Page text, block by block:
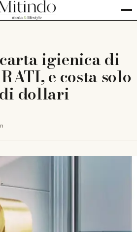
igienica di
e costa solo
dollari